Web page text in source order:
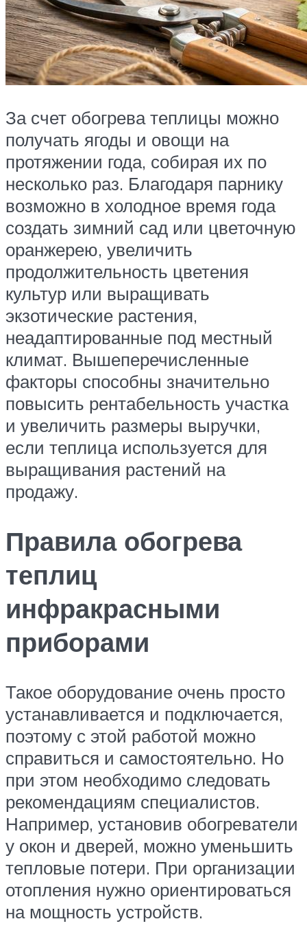
За счет обогрева теплицы можно
получать ягоды и овощи на
протяжении года, собирая их по
несколько раз. Благодаря парнику
возможно в холодное время года
создать зимний сад или цветочную
оранжерею, увеличить
продолжительность цветения
культур или выращивать
экзотические растения,
неадаптированные под местный
климат. Вышеперечисленные
факторы способны значительно
повысить рентабельность участка
и увеличить размеры выручки,
если теплица используется для
выращивания растений на
продажу.
Правила обогрева
теплиц
инфракрасными
приборами
Такое оборудование очень просто
устанавливается и подключается,
поэтому с этой работой можно
справиться и самостоятельно. Но
при этом необходимо следовать
рекомендациям специалистов.
Например, установив обогреватели
у окон и дверей, можно уменьшить
тепловые потери. При организации
отопления нужно ориентироваться
на мощность устройств.